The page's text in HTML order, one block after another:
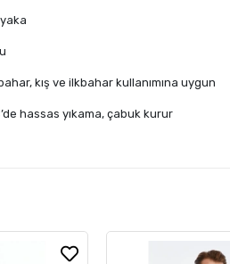
kış ve ilkbahar kullanımına uygun
hassas yıkama, çabuk kurur